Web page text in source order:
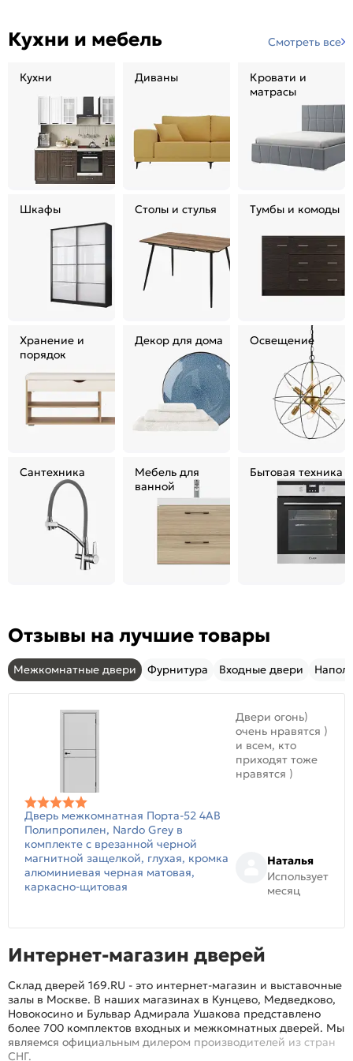
Кухни и мебель Смотреть все
Кухни Диваны
Кровати и
матрасы
Шкафы Столы и стулья Тумбы и комоды
Хранение и
порядок
Декор для дома Освещение
Сантехника
Мебель для
ванной
Бытовая техника
Отзывы на лучшие товары
Межкомнатные двери Фурнитура Входные двери
Дверь межкомнатная Порта-52 4AB
Полипропилен, Nardo Grey в
комплекте с врезанной черной
магнитной защелкой, глухая, кромка
алюминиевая черная матовая,
каркасно-щитовая
Двери огонь)
очень нравятся )
и всем, кто
приходят тоже
нравятся )
Наталья
Использует
месяц
Интернет-магазин дверей
Склад дверей 169.RU - это интернет-магазин и выставочные
залы в Москве. В наших магазинах в Кунцево, Медведково,
Новокосино и Бульвар Адмирала Ушакова представлено
более 700 комплектов входных и межкомнатных дверей. Мы
являемся официальным дилером производителей из стран
СНГ.